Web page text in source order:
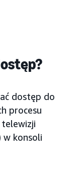
dostęp do
procesu
konsoli